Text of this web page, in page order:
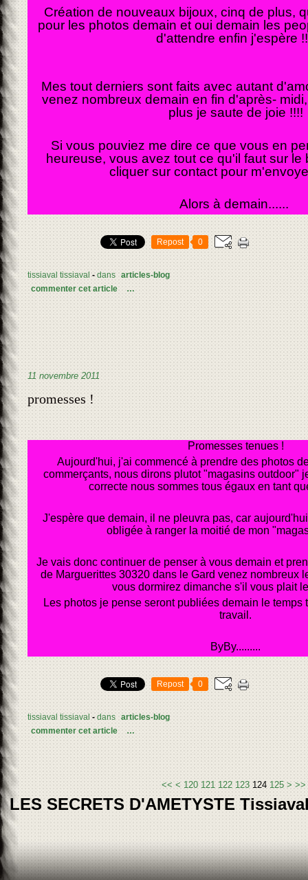
Création de nouveaux bijoux, cinq de plus,
pour les photos demain et oui demain les
d'attendre enfin j'espère
Mes tout derniers sont faits avec autant
venez nombreux demain en fin d'après-
plus je saute de joie !!!!
Si vous pouviez me dire ce que vous en
heureuse, vous avez tout ce qu'il faut sur
cliquer sur contact pour
Alors à demain......
Repost 0
tissiaval tissiaval -dans articles-blog
commenter cet article
…
11 novembre 2011
promesses !
Promesses tenues !
Aujourd'hui, j'ai commencé à prendre des photos
commerçants, nous dirons plutot "magasins outdoor"
correcte nous sommes tous égaux en tant
J'espère que demain, il ne pleuvra pas, car
obligée à ranger la moitié de mon
Je vais donc continuer de penser à vous demain et
de Marguerittes 30320 dans le Gard venez nombreux
vous dormirez dimanche s'il vous plait
Les photos je pense seront publiées demain le temps
travail.
ByBy.........
Repost 0
tissiaval tissiaval - dans articles-blog
commenter cet article
…
<< < 100
110
120 121 122 123 124 125 > >>
LES SECRETS D'AMETYSTE